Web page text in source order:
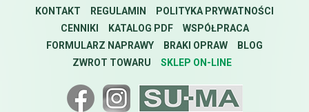
KONTAKT
REGULAMIN
POLITYKA PRYWATNOŚCI
CENNIKI
KATALOG PDF
WSPÓŁPRACA
FORMULARZ NAPRAWY
BRAKI OPRAW
BLOG
ZWROT TOWARU
SKLEP ON-LINE